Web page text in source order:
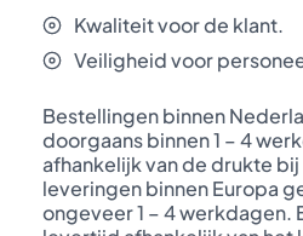
Kwaliteit voor de klant.
Veiligheid voor
Bestellingen binnen
doorgaans binnen 1 – 4
afhankelijk van de drukte bij
leveringen binnen Europa
ongeveer 1 – 4 werkdagen.